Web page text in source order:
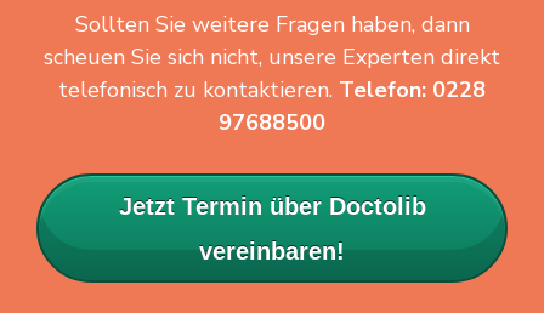
Sollten Sie weitere Fragen haben, dann
scheuen Sie sich nicht, unsere Experten direkt
telefonisch zu kontaktieren. Telefon: 0228
97688500
Jetzt Termin über Doctolib
vereinbaren!